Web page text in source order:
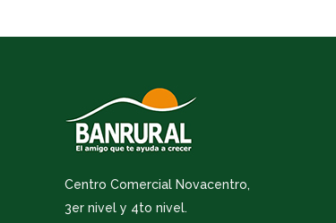
Centro Comercial Novacentro,
3er nivel y 4to nivel.